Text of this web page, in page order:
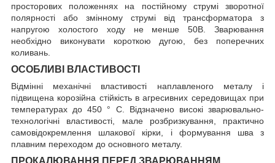
просто­рових положеннях на постійному струмі зворотної
полярності або змінному струмі від трансформатора з
напругою холостого ходу не менше 50В. Зварювання
необхідно виконувати короткою дугою, без поперечних
коливань.
ОСОБЛИВІ ВЛАСТИВОСТІ
Відмінні механічні властивості наплавленого металу і
підвищена корозійна стійкість в агресивних середовищах при
температурах до 450 ° С. Відзначено високі зварювально-
технологічні властивос­ті, мале розбризкування, практично
самовідокремлення шлакової кірки, і формування шва з
плавним переходом до основного металу.
ПРОКАЛЮВАННЯ ПЕРЕД ЗВАРЮВАННЯМ